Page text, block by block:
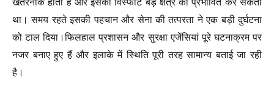
था। समय रहते इसकी पहचान और सेना की तत्परता ने एक बड़ी दुर्घटना
को टाल दिया।फिलहाल प्रशासन और सुरक्षा एजेंसियां पूरे घटनाक्रम पर
नजर बनाए हुए हैं और इलाके में स्थिति पूरी तरह सामान्य बताई जा रही
है।